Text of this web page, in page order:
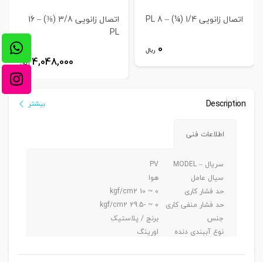
اتصال زانویی 1/4 (¼) – 8 PL
0 ریال
اتصال زانویی 3/8 (⅜) – 16
PL
4,048,000 ریال
Description بیشتر
اطلاعات فنی
سریال – MODEL
PV
سیال عامل
هوا
حد فشار کاری
0 ~ 10 kgf/cm2
حد فشار منفی کاری
0 ~ -29.5 kgf/cm2
جنس
برنج / پلاستیک
نوع آببندی دنده
اورینگ